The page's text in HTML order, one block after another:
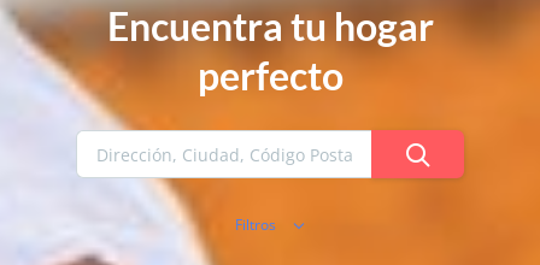
Encuentra tu hogar
perfecto
Filtros